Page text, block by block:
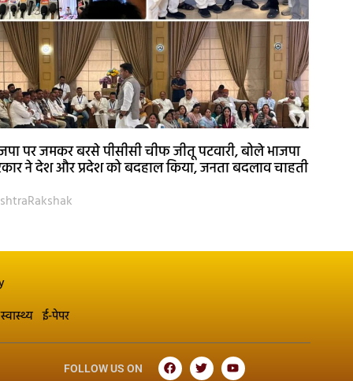
पर जमकर बरसे पीसीसी चीफ जीतू पटवारी, बोले भाजपा
ने देश और प्रदेश को बदहाल किया, जनता बदलाव चाहती
स्वास्थ्य ई-पेपर
FOLLOW US ON